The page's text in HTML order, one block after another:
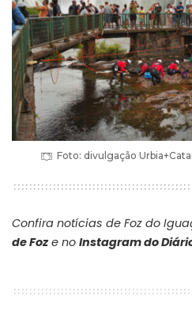
Foto: divulgação
Confira notícias de Foz do
de Foze no Instagram do